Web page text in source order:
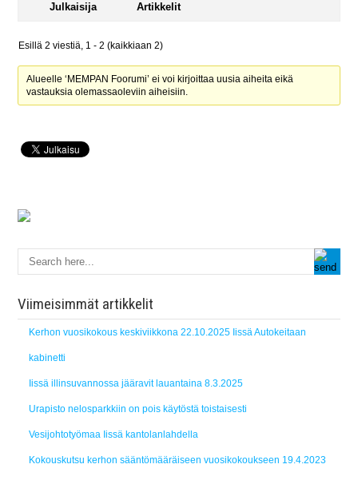
Julkaisija Artikkelit
Esillä 2 viestiä, 1 - 2 (kaikkiaan 2)
Alueelle ‘MEMPAN Foorumi’ ei voi kirjoittaa uusia aiheita eikä
vastauksia olemassaoleviin aiheisiin.
Viimeisimmät artikkelit
Kerhon vuosikokous keskiviikkona 22.10.2025 Iissä Autokeitaan
kabinetti
Iissä illinsuvannossa jääravit lauantaina 8.3.2025
Urapisto nelosparkkiin on pois käytöstä toistaisesti
Vesijohtotyömaa Iissä kantolanlahdella
Kokouskutsu kerhon sääntömääräiseen vuosikokoukseen 19.4.2023